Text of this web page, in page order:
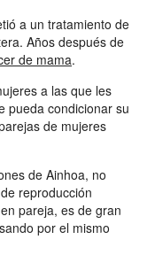
a un tratamiento de
Años después de
de mama.
a las que les
pueda condicionar su
de mujeres
de Ainhoa, no
reproducción
pareja, es de gran
por el mismo